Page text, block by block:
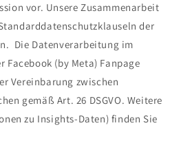
vor. Unsere Zusammenarbeit
der
Die Datenverarbeitung im
Facebook (by Meta) Fanpage
Vereinbarung zwischen
gemäß Art. 26 DSGVO. Weitere
zu Insights-Daten) finden Sie